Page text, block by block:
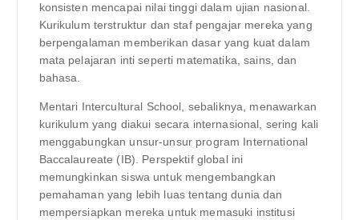
konsisten mencapai nilai tinggi dalam ujian nasional.
Kurikulum terstruktur dan staf pengajar mereka yang
berpengalaman memberikan dasar yang kuat dalam
mata pelajaran inti seperti matematika, sains, dan
bahasa.
Mentari Intercultural School, sebaliknya, menawarkan
kurikulum yang diakui secara internasional, sering kali
menggabungkan unsur-unsur program International
Baccalaureate (IB). Perspektif global ini
memungkinkan siswa untuk mengembangkan
pemahaman yang lebih luas tentang dunia dan
mempersiapkan mereka untuk memasuki institusi